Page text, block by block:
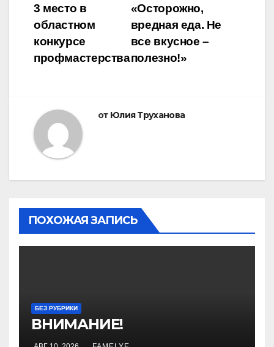
Навигация
по
записям
«Осторожно,
вредная еда. Не
все вкусное –
полезно!»
3 место в
областном
конкурсе
профмастерства
от Юлия Труханова
ПОХОЖАЯ ЗАПИСЬ
БЕЗ РУБРИКИ
ВНИМАНИЕ!